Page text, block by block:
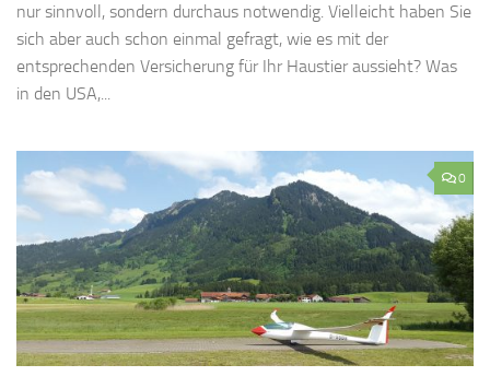
nur sinnvoll, sondern durchaus notwendig. Vielleicht haben Sie
sich aber auch schon einmal gefragt, wie es mit der
entsprechenden Versicherung für Ihr Haustier aussieht? Was
in den USA,...
0